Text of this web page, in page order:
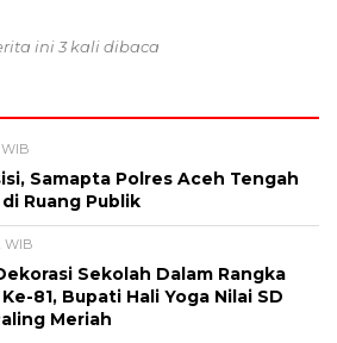
ini 3 kali dibaca
WIB
Samapta Polres Aceh Tengah
Ruang Publik
WIB
Sekolah Dalam Rangka
81, Bupati Hali Yoga Nilai SD
Meriah